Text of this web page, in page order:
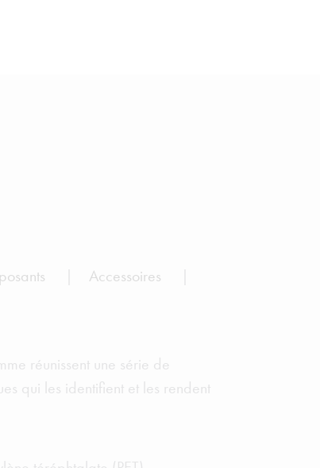
Accessoires
réunissent une série de
qui les identifient et les rendent